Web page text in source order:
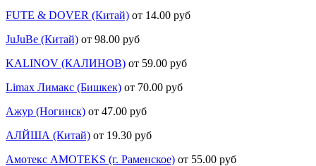
FUTE & DOVER (Китай) от 14.00 руб
JuJuBe (Китай) от 98.00 руб
KALINOV (КАЛИНОВ) от 59.00 руб
Limax Лимакс (Бишкек) от 70.00 руб
Ажур (Ногинск) от 47.00 руб
АЛЙША (Китай) от 19.30 руб
Амотекс AMOTEKS (г. Раменское) от 55.00 руб